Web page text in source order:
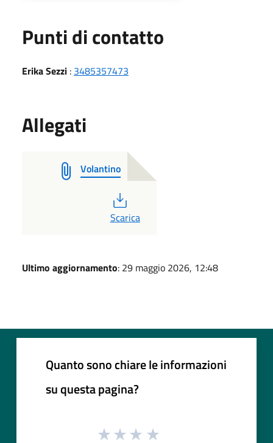
Punti di contatto
Erika Sezzi : 3485357473
Allegati
Volantino
PDF
Scarica
Ultimo aggiornamento: 29 maggio 2026, 12:48
Quanto sono chiare le informazioni
su questa pagina?